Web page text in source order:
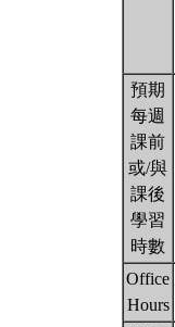
預期
每週
課前
或/與
課後
學習
時數
Office
Hours